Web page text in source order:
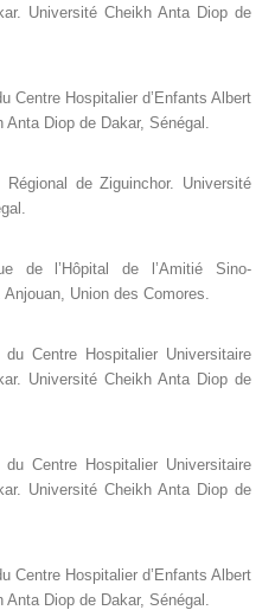
Université Cheikh Anta Diop de
Centre Hospitalier d’Enfants Albert
Diop de Dakar, Sénégal.
de Ziguinchor. Université
de l’Hôpital de l’Amitié Sino-
Union des Comores.
Centre Hospitalier Universitaire
Université Cheikh Anta Diop de
Centre Hospitalier Universitaire
Université Cheikh Anta Diop de
Centre Hospitalier d’Enfants Albert
Diop de Dakar, Sénégal.